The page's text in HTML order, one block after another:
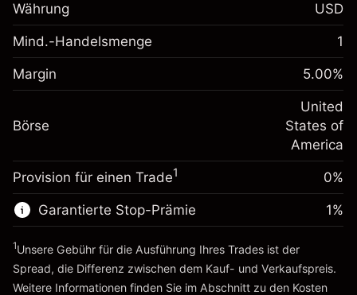
Anpassung der
Übernachtfinanzierung
fremdfinanzierten
(-$4.31)
~$20,000.00
Zur Plattform
Margin. Ihre Investition
$1,000.00
Anpassung der
-0.000654
%
(-$0.13)
Positionsgröße mit Hebelwirkung
~$20,000.00
Geld aus Hebelwirkung ~ $
Zur Plattform
Währung USD
Mind.-Handelsmenge 1
Margin 5.00%
Börse
United
States of
America
Provision für einen Trade1 0%
Garantierte Stop-Prämie 1%
1Unsere Gebühr für die Ausführung Ihres Trades ist der
Spread, die Differenz zwischen dem Kauf- und Verkaufspreis.
Weitere Informationen finden Sie im Abschnitt zu den Kosten